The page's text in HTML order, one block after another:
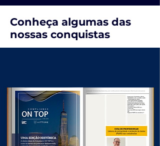
Conheça algumas das
nossas conquistas